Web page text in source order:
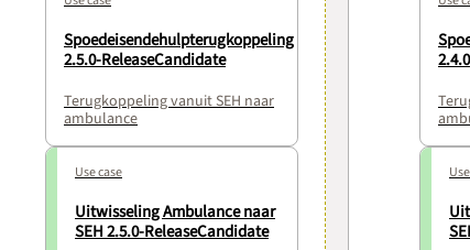
Spoedeisendehulpterugkoppeling
2.5.0-ReleaseCandidate
Terugkoppeling vanuit SEH naar
ambulance
Use case
Uitwisseling Ambulance naar
SEH 2.5.0-ReleaseCandidate
2.4.0